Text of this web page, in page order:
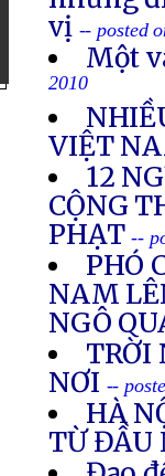
vị -- posted
Một
2010
VIỆT
12
CỘNG
PHẠT --
PHÓ
NAM
NGÔ
TRỜI
NƠI --
HÀ
TỪ ĐẦU